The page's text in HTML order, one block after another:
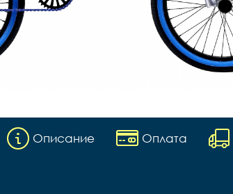
Описание Оплата